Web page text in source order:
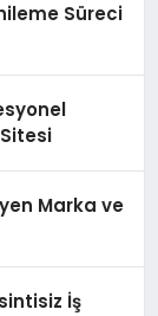
Süreci
Marka ve
İş